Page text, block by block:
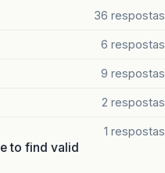
36 respostas
6 respostas
9 respostas
2 respostas
to find valid
1 respostas